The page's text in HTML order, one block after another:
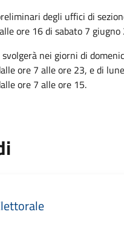
degli uffici di
ore 16 di sabato 7 giugno
nei giorni di
ore 7 alle ore 23, e di
ore 7 alle ore 15.